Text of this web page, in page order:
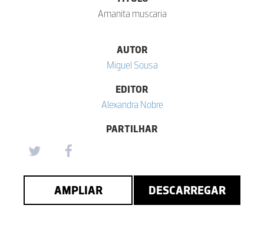
Amanita muscaria
AUTOR
Miguel Sousa
EDITOR
Alexandra Nobre
PARTILHAR
AMPLIAR DESCARREGAR